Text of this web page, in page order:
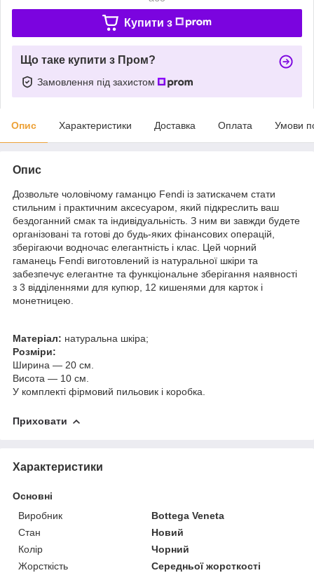
Купити з
Що таке купити з Пром?
Замовлення під захистом
Опис Характеристики Доставка Оплата Умови
Опис
Дозвольте чоловічому гаманцю Fendi із затискачем стати
стильним і практичним аксесуаром, який підкреслить ваш
бездоганний смак та індивідуальність. З ним ви завжди будете
організовані та готові до будь-яких фінансових операцій,
зберігаючи водночас елегантність і клас. Цей чорний
гаманець Fendi виготовлений із натуральної шкіри та
забезпечує елегантне та функціональне зберігання наявності
з 3 відділеннями для купюр, 12 кишенями для карток і
монетницею.
Матеріал: натуральна шкіра;
Розміри:
Ширина — 20 см.
Висота — 10 см.
У комплекті фірмовий пильовик і коробка.
Приховати
Характеристики
Основні
Виробник
Bottega Veneta
Стан
Новий
Колір
Чорний
Жорсткість
Середньої жорсткості